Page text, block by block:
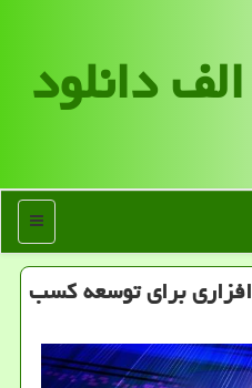
الف دانلود
منو
برای توسعه كسب